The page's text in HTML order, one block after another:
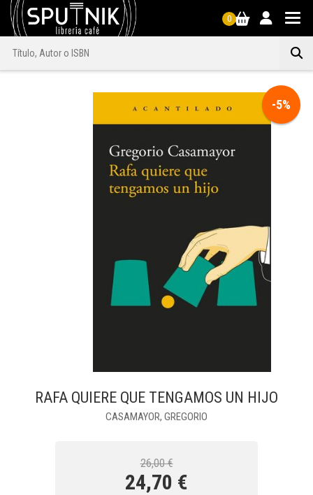
0
-5%
RAFA QUIERE QUE TENGAMOS UN HIJO
CASAMAYOR, GREGORIO
26,00 €
24,70 €